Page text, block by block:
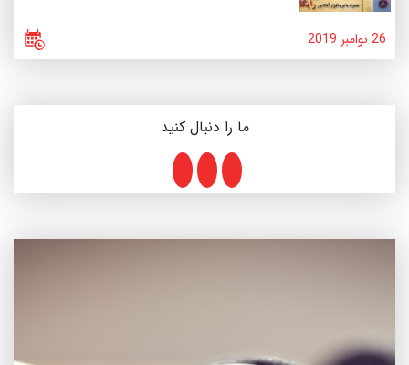
26 نوامبر 2019
ما را دنبال کنید